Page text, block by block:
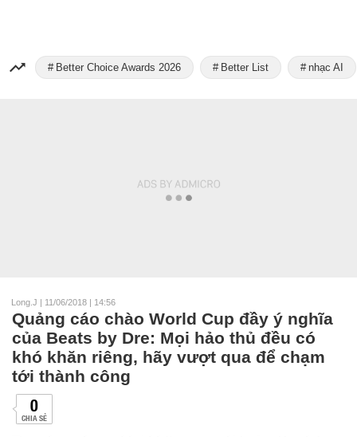
Better Choice Awards 2026 Better List nhạc AI
Long.J | 11/06/2018 | 14:56
Quảng cáo chào World Cup đầy ý nghĩa
của Beats by Dre: Mọi hảo thủ đều có
khó khăn riêng, hãy vượt qua để chạm
tới thành công
0
CHIA SẺ